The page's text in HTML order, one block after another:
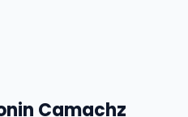
Camachz